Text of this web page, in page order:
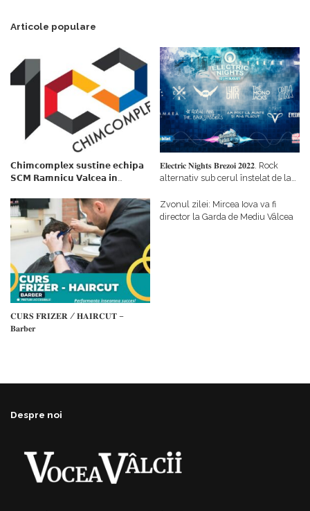
Articole populare
𝗖𝗵𝗶𝗺𝗰𝗼𝗺𝗽𝗹𝗲𝘅 𝘀𝘂𝘀𝘁𝗶𝗻𝗲 𝗲𝗰𝗵𝗶𝗽𝗮
𝗦𝗖𝗠 𝗥𝗮𝗺𝗻𝗶𝗰𝘂 𝗩𝗮𝗹𝗰𝗲𝗮 𝗶𝗻
𝗳𝗶𝗻𝗮𝗻𝘁𝗮𝘁𝗼𝗿
𝐄𝐥𝐞𝐜𝐭𝐫𝐢𝐜 𝐍𝐢𝐠𝐡𝐭𝐬 𝐁𝐫𝐞𝐳𝐨𝐢 𝟐𝟎𝟐𝟐. Rock
alternativ sub cerul înstelat de la
𝐂𝐔𝐑𝐒 𝐅𝐑𝐈𝐙𝐄𝐑 / 𝐇𝐀𝐈𝐑𝐂𝐔𝐓 –
𝐁𝐚𝐫𝐛𝐞𝐫
Zvonul zilei: Mircea Iova va fi
director la Garda de Mediu Vâlcea
Despre noi